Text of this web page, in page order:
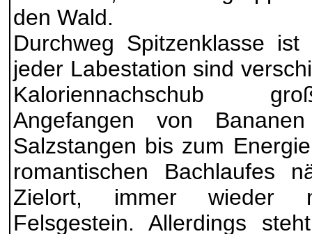
den Wald.
Durchweg Spitzenklasse
jeder Labestation sind
Kaloriennachschub
Angefangen von
Salzstangen bis zum
romantischen Bachlaufes
Zielort, immer wieder
Felsgestein. Allerdings